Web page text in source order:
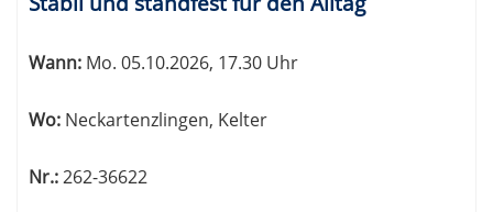
Wann: Mo. 05.10.2026, 17.30 Uhr
Wo: Neckartenzlingen, Kelter
Nr.:262-36622